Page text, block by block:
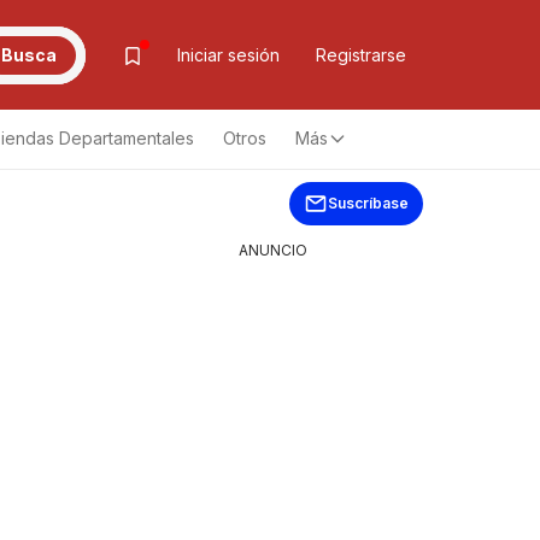
Busca Iniciar sesión Registrarse
Departamentales Otros Más
Suscríbase
ANUNCIO